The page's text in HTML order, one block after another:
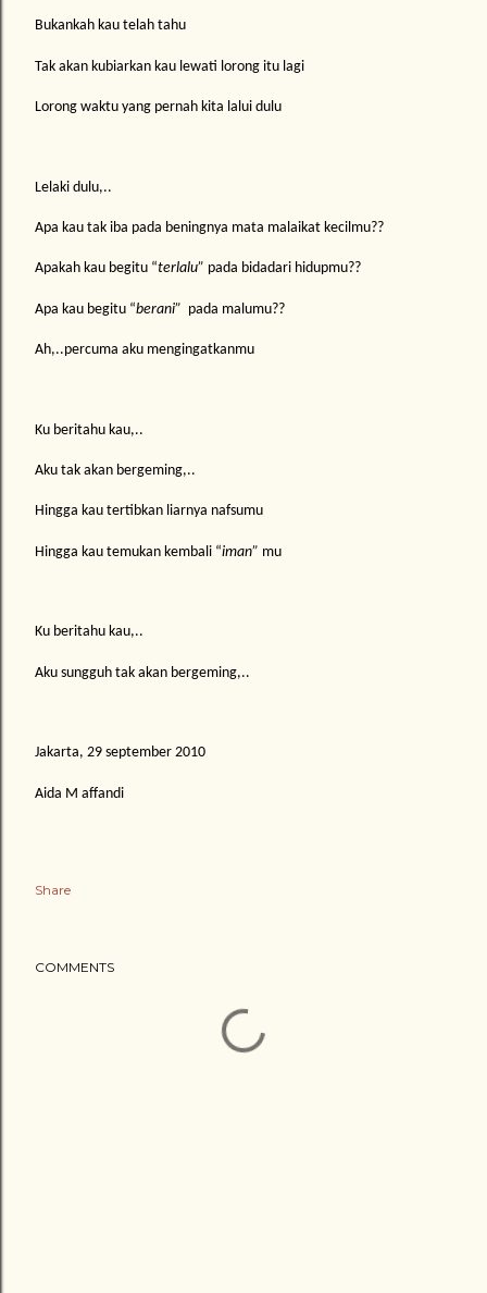
Bukankah kau telah tahu
Tak akan kubiarkan kau lewati lorong itu lagi
Lorong waktu yang pernah kita lalui dulu
Lelaki dulu,..
Apa kau tak iba pada beningnya mata malaikat kecilmu??
Apakah kau begitu “terlalu” pada bidadari hidupmu??
Apa kau begitu “berani” pada malumu??
Ah,..percuma aku mengingatkanmu
Ku beritahu kau,..
Aku tak akan bergeming,..
Hingga kau tertibkan liarnya nafsumu
Hingga kau temukan kembali “iman” mu
Ku beritahu kau,..
Aku sungguh tak akan bergeming,..
Jakarta, 29 september 2010
Aida M affandi
Share
COMMENTS